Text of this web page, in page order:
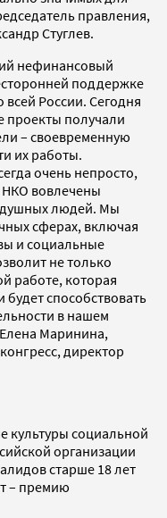
правления,
Стуглев.
нефинансовый
поддержке
России. Сегодня
проекты получали
– своевременную
их работы.
очень непросто,
НКО вовлечены
людей. Мы
сферах, включая
и социальные
не только
работе, которая
способствовать
в нашем
Маринина,
директор
культуры социальной
организации
старше 18 лет
– премию